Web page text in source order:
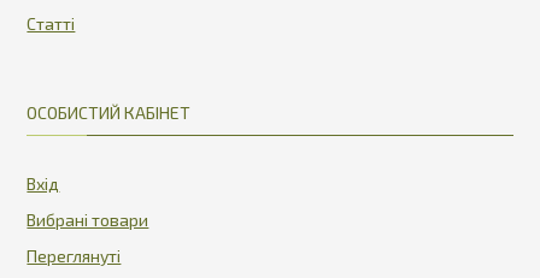
Статті
ОСОБИСТИЙ КАБІНЕТ
Вхід
Вибрані товари
Переглянуті